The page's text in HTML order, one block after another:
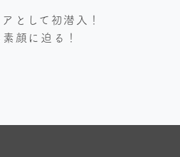
として初潜入！
顔に迫る！